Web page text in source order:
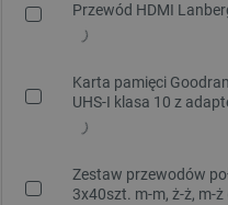
Przewód HDMI
Karta pamięci
UHS-I klasa 10 z
Zestaw przewodów
3x40szt. m-m, ż-ż, m-